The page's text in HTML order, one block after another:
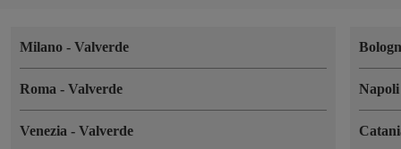
Milano - Valverde
Roma - Valverde
Venezia - Valverde